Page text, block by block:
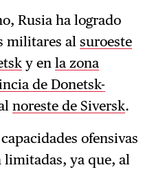
Rusia ha logrado
militares alsuroeste
y enla zona
de Donetsk-
noreste de Siversk.
ofensivas
limitadas, ya que, al